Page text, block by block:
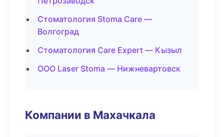
Стоматология Stoma Care —
Волгоград
Стоматология Care Expert — Кызыл
ООО Laser Stoma — Нижневартовск
Компании в Махачкала